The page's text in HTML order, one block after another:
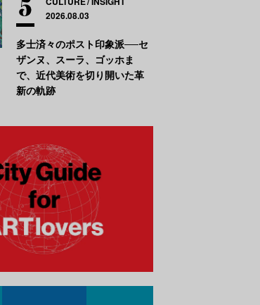
2026.08.03
多士済々のポスト印象派──セ
ザンヌ、スーラ、ゴッホま
で、近代美術を切り開いた革
新の軌跡